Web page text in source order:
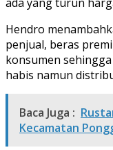
Hendro
penjual, beras
konsumen
habis namun
Baca Juga :
Kecamatan